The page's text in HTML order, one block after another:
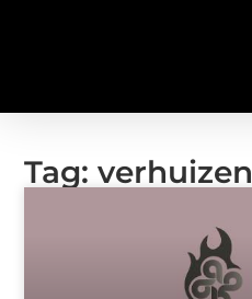
Tag: verhuizen